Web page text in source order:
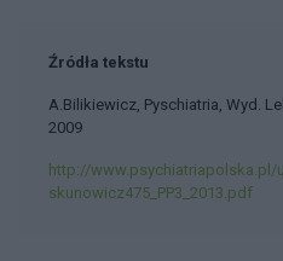
Źródła tekstu
A.Bilikiewicz, Pyschiatria, Wyd.
2009
http://www.psychiatriapolska.pl/
skunowicz475_PP3_2013.pdf